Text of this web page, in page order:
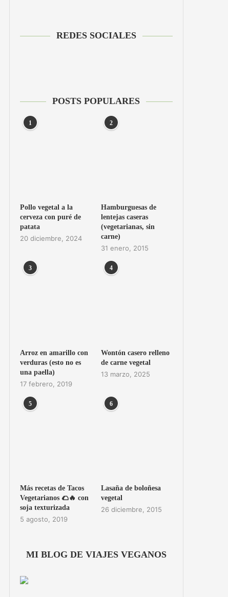
REDES SOCIALES
POSTS POPULARES
1
Pollo vegetal a la
cerveza con puré de
patata
20 diciembre, 2024
2
Hamburguesas de
lentejas caseras
(vegetarianas, sin
carne)
31 enero, 2015
3
Arroz en amarillo con
verduras (esto no es
una paella)
17 febrero, 2019
4
Wontón casero relleno
de carne vegetal
13 marzo, 2025
5
Más recetas de Tacos
Vegetarianos 🌮🔥 con
soja texturizada
5 agosto, 2019
6
Lasaña de boloñesa
vegetal
26 diciembre, 2015
MI BLOG DE VIAJES VEGANOS